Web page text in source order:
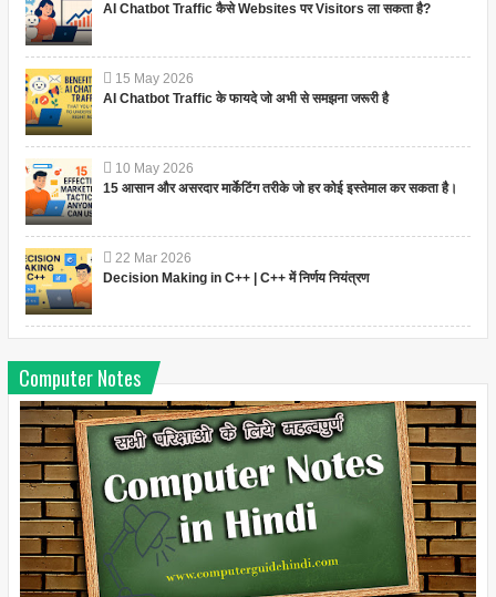
AI Chatbot Traffic कैसे Websites पर Visitors ला सकता है?
15 May 2026
AI Chatbot Traffic के फायदे जो अभी से समझना जरूरी है
10 May 2026
15 आसान और असरदार मार्केटिंग तरीके जो हर कोई इस्तेमाल कर सकता है।
22 Mar 2026
Decision Making in C++ | C++ में निर्णय नियंत्रण
Computer Notes